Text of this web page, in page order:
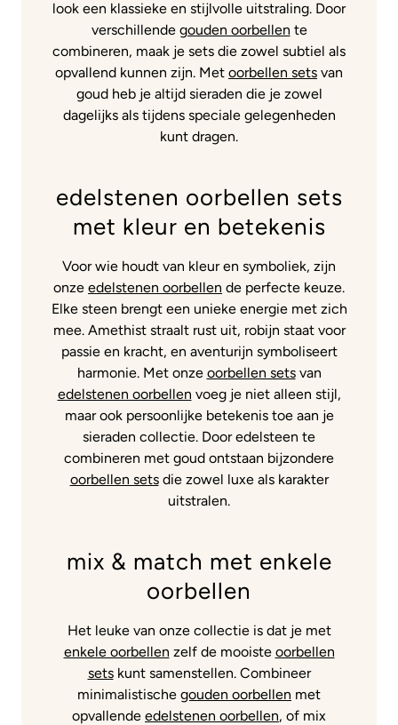
look een klassieke en stijlvolle uitstraling. Door
verschillende gouden oorbellen te
combineren, maak je sets die zowel subtiel als
opvallend kunnen zijn. Met oorbellen sets van
goud heb je altijd sieraden die je zowel
dagelijks als tijdens speciale gelegenheden
kunt dragen.
edelstenen oorbellen sets
met kleur en betekenis
Voor wie houdt van kleur en symboliek, zijn
onze edelstenen oorbellen de perfecte keuze.
Elke steen brengt een unieke energie met zich
mee. Amethist straalt rust uit, robijn staat voor
passie en kracht, en aventurijn symboliseert
harmonie. Met onze oorbellen setsvan
edelstenen oorbellen voeg je niet alleen stijl,
maar ook persoonlijke betekenis toe aan je
sieraden collectie. Door edelsteen te
combineren met goud ontstaan bijzondere
oorbellen setsdie zowel luxe als karakter
uitstralen.
mix & match met enkele
oorbellen
Het leuke van onze collectie is dat je met
enkele oorbellen zelf de mooiste oorbellen
setskunt samenstellen. Combineer
minimalistische gouden oorbellen met
opvallende edelstenen oorbellen, of mix